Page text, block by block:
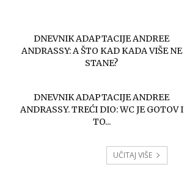
DNEVNIK ADAPTACIJE ANDREE
ANDRASSY: A ŠTO KAD KADA VIŠE NE
STANE?
DNEVNIK ADAPTACIJE ANDREE
ANDRASSY. TREĆI DIO: WC JE GOTOV I
TO...
UČITAJ VIŠE